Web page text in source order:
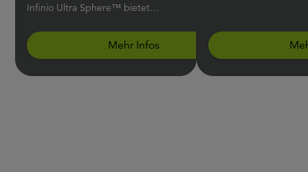
Infinio Ultra Sphere™ bietet
welcher Richtung Sprache kommt, und
filtert Störgeräusche aus dem
Mehr Infos